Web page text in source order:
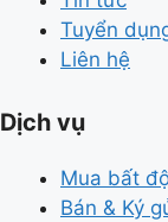
Tuyển
Liên hệ
Dịch vụ
Mua bất
Bán & Ký